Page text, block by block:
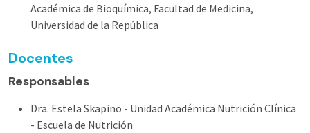
Académica de Bioquímica, Facultad de Medicina,
Universidad de la República
Docentes
Responsables
Dra. Estela Skapino - Unidad Académica Nutrición Clínica
- Escuela de Nutrición